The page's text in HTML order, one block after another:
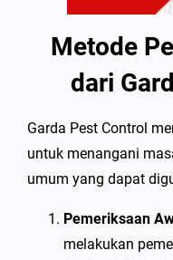
Metode
dari
Garda Pest Control
untuk menangani
umum yang dapat
Pemeriksaan
melakukan